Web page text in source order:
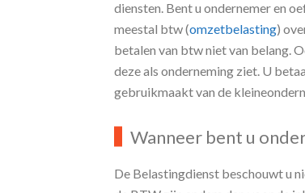
Omzetbelasting is een indirecte
diensten. Bent u ondernemer en
meestal btw (omzetbelasting)
betalen van btw niet van belang.
deze als onderneming ziet. U
Wanneer bent u